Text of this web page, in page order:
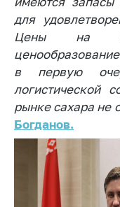
нетарифного
Биржевая
Выставочная
деятельность
Республике
Беларусь
Защита
для
Цены на
в первую
логистической
рынке сахара не
Богданов.